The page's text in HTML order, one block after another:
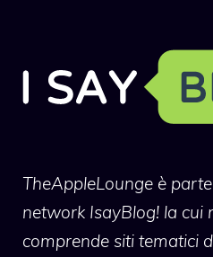
TheAppleLounge è
network IsayBlog! la cui
comprende siti tematici